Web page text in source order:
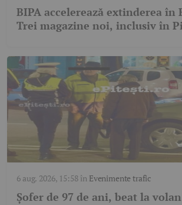
BIPA accelerează extinderea în
Trei magazine noi, inclusiv în
6 aug. 2026, 15:58în Evenimente trafic
Șofer de 97 de ani, beat la